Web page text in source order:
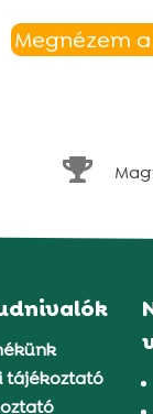
Megnézem

tájékoztató